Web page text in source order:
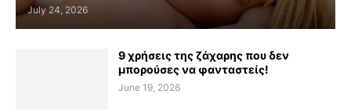
July 24, 2026
9 χρήσεις της ζάχαρης που δεν
μπορούσες να φανταστείς!
June 19, 2026